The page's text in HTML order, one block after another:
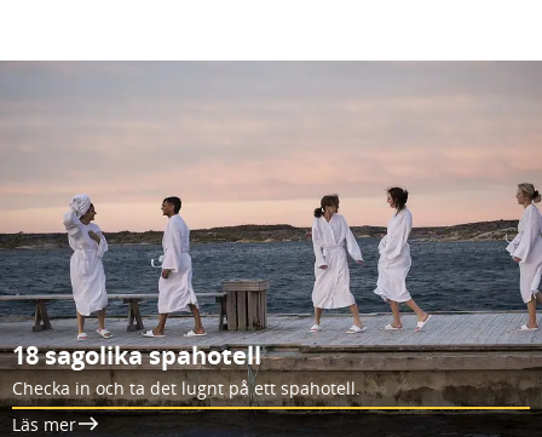
18 sagolika spahotell
Checka in och ta det lugnt på ett spahotell.
Läs mer